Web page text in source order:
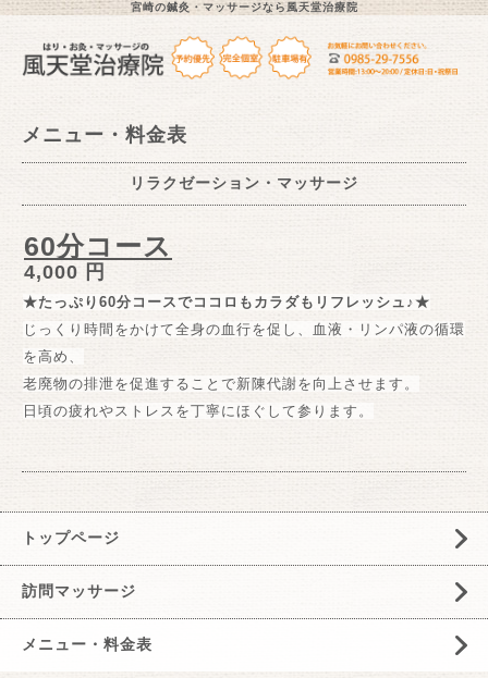
宮崎の鍼灸・マッサージなら風天堂治療院
メニュー・料金表
リラクゼーション・マッサージ
60分コース
4,000 円
★たっぷり60分コースでココロもカラダもリフレッシュ♪★
じっくり時間をかけて全身の血行を促し、血液・リンパ液の循環
を高め、
老廃物の排泄を促進することで新陳代謝を向上させます。
日頃の疲れやストレスを丁寧にほぐして参ります。
トップページ
訪問マッサージ
メニュー・料金表